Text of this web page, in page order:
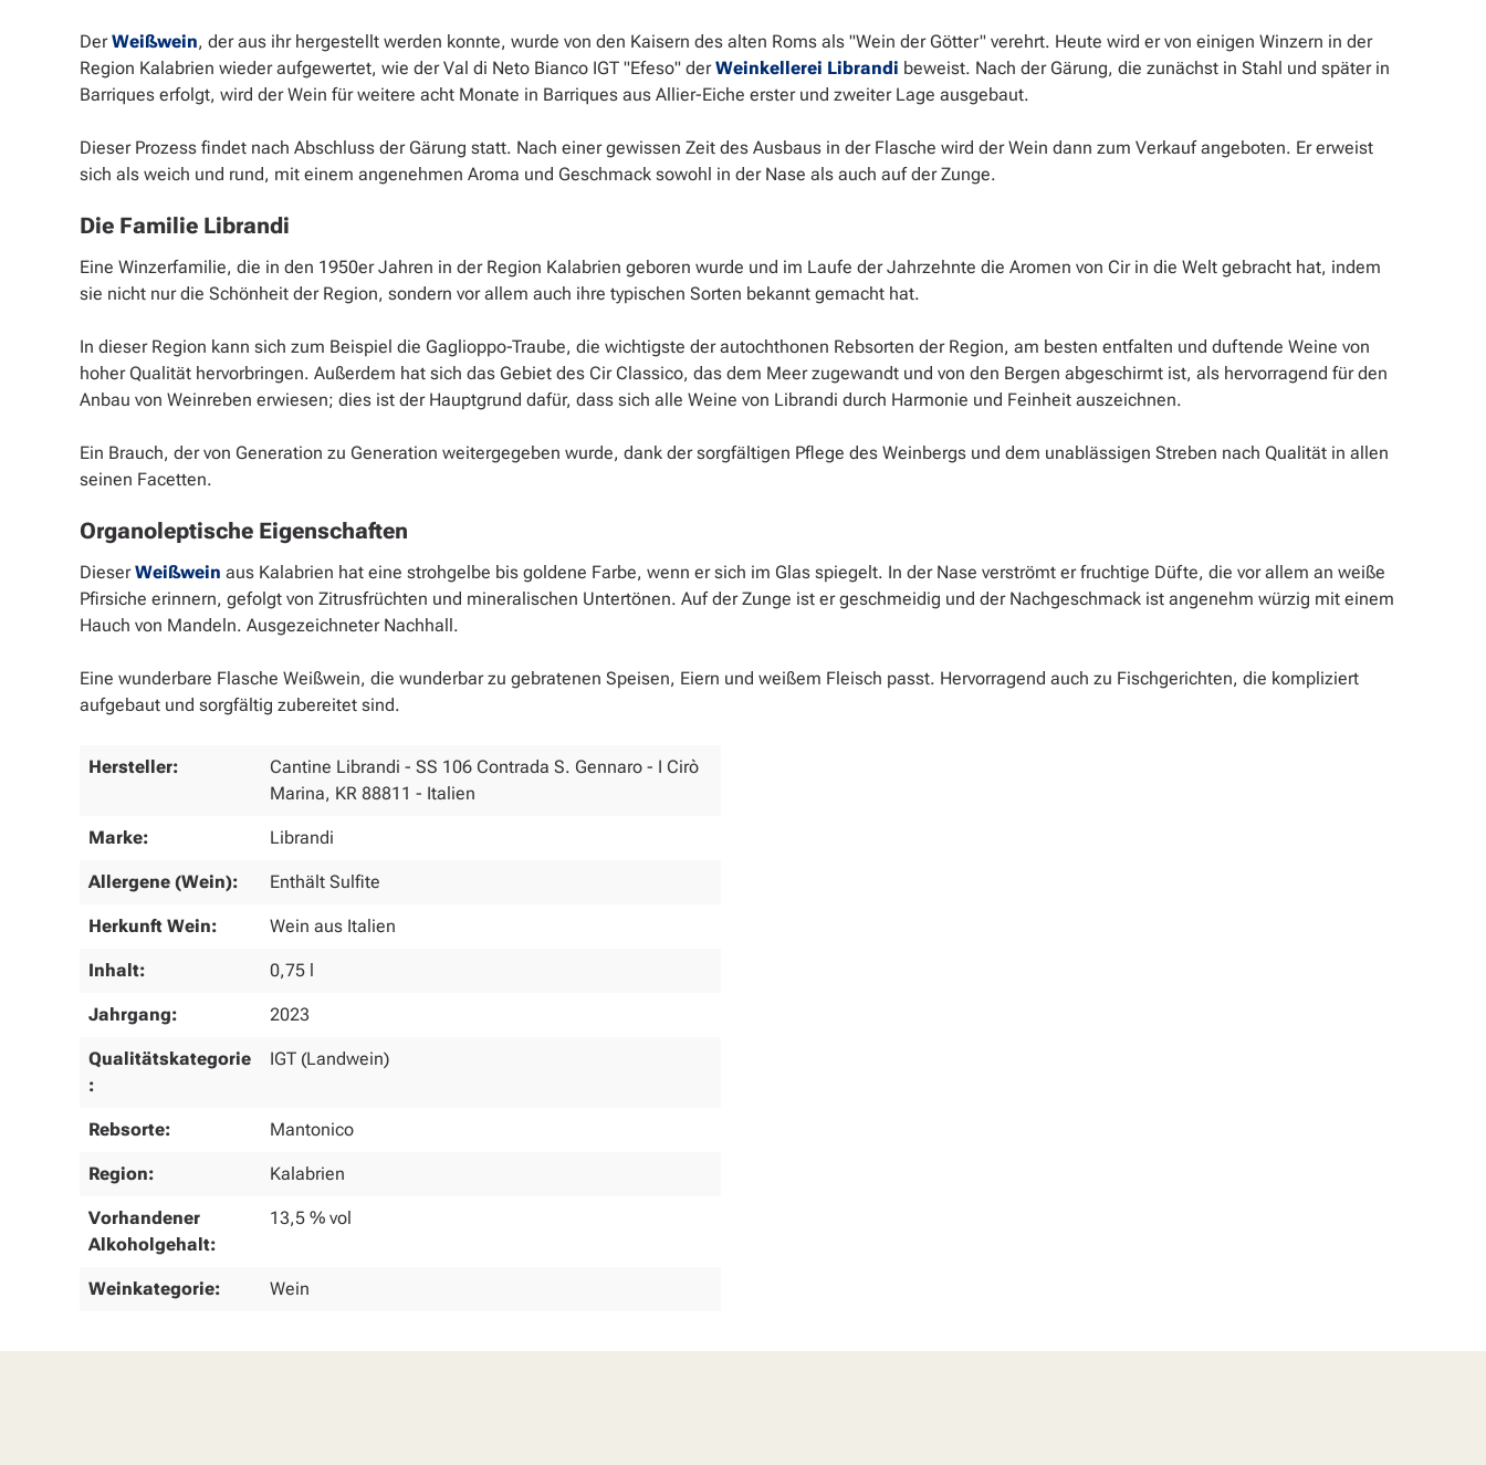
Der Weißwein, der aus ihr hergestellt werden konnte, wurde von den Kaisern des alten Roms als "Wein der Götter" verehrt. Heute wird er von einigen Winzern in der
Region Kalabrien wieder aufgewertet, wie der Val di Neto Bianco IGT "Efeso" derWeinkellerei Librandi beweist. Nach der Gärung, die zunächst in Stahl und später in
Barriques erfolgt, wird der Wein für weitere acht Monate in Barriques aus Allier-Eiche erster und zweiter Lage ausgebaut.
Dieser Prozess findet nach Abschluss der Gärung statt. Nach einer gewissen Zeit des Ausbaus in der Flasche wird der Wein dann zum Verkauf angeboten. Er erweist
sich als weich und rund, mit einem angenehmen Aroma und Geschmack sowohl in der Nase als auch auf der Zunge.
Die Familie Librandi
Eine Winzerfamilie, die in den 1950er Jahren in der Region Kalabrien geboren wurde und im Laufe der Jahrzehnte die Aromen von Cir in die Welt gebracht hat, indem
sie nicht nur die Schönheit der Region, sondern vor allem auch ihre typischen Sorten bekannt gemacht hat.
In dieser Region kann sich zum Beispiel die Gaglioppo-Traube, die wichtigste der autochthonen Rebsorten der Region, am besten entfalten und duftende Weine von
hoher Qualität hervorbringen. Außerdem hat sich das Gebiet des Cir Classico, das dem Meer zugewandt und von den Bergen abgeschirmt ist, als hervorragend für den
Anbau von Weinreben erwiesen; dies ist der Hauptgrund dafür, dass sich alle Weine von Librandi durch Harmonie und Feinheit auszeichnen.
Ein Brauch, der von Generation zu Generation weitergegeben wurde, dank der sorgfältigen Pflege des Weinbergs und dem unablässigen Streben nach Qualität in allen
seinen Facetten.
Organoleptische Eigenschaften
DieserWeißwein aus Kalabrien hat eine strohgelbe bis goldene Farbe, wenn er sich im Glas spiegelt. In der Nase verströmt er fruchtige Düfte, die vor allem an weiße
Pfirsiche erinnern, gefolgt von Zitrusfrüchten und mineralischen Untertönen. Auf der Zunge ist er geschmeidig und der Nachgeschmack ist angenehm würzig mit einem
Hauch von Mandeln. Ausgezeichneter Nachhall.
Eine wunderbare Flasche Weißwein, die wunderbar zu gebratenen Speisen, Eiern und weißem Fleisch passt. Hervorragend auch zu Fischgerichten, die kompliziert
aufgebaut und sorgfältig zubereitet sind.
Hersteller:
Cantine Librandi - SS 106 Contrada S. Gennaro - I Cirò
Marina, KR 88811 - Italien
Marke: Librandi
Allergene (Wein): Enthält Sulfite
Herkunft Wein: Wein aus Italien
Inhalt: 0,75 l
Jahrgang: 2023
Qualitätskategorie
:
IGT (Landwein)
Rebsorte: Mantonico
Region: Kalabrien
Vorhandener
Alkoholgehalt:
13,5 % vol
Weinkategorie: Wein